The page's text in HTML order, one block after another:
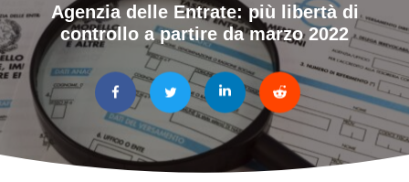
Agenzia delle Entrate: più libertà di
controllo a partire da marzo 2022